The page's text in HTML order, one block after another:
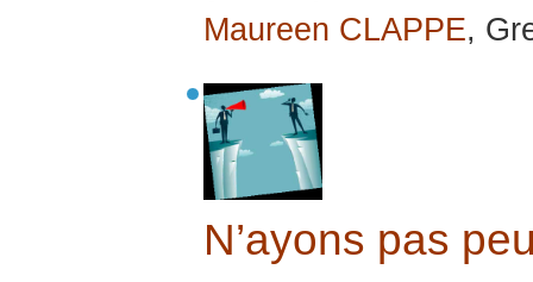
Maureen CLAPPE,
N’ayons pas